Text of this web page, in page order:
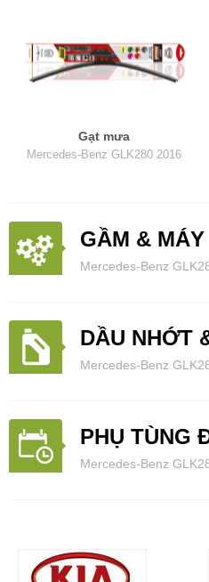
Gạt mưa
Mercedes-Benz GLK280 2016
GẦM & MÁY
Mercedes-Benz
DẦU NHỚT
Mercedes-Benz
PHỤ TÙNG
Mercedes-Benz